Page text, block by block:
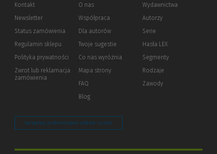
Kontakt
Newsletter
Status zamówienia
Regulamin sklepu
Polityka prywatności (Nowe
(Link
innej
Zwrot lub reklamacja
zamówienia
O nas
Współpraca
Dla autorów(Nowe
(Link
innej
strony)
Twoje sugestie
Co nas wyróżnia
Mapa strony
FAQ
Blog
Wydawnictwa
Autorzy
Serie
Hasła LEX
Segmenty
Rodzaje
Zawody
Zarządzaj preferencjami plików cookie